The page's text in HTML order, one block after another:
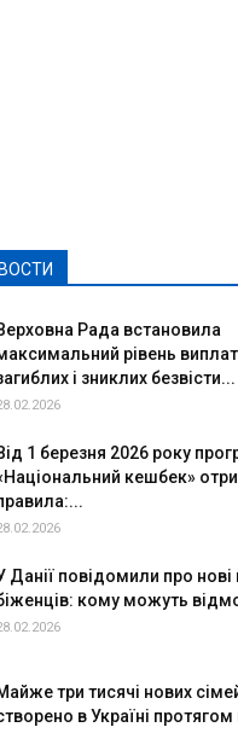
Рада встановила
рівень виплат
і зниклих безвісти...
1 березня 2026 року
кешбек»
Данії повідомили про
кому можуть
три тисячі нових
в Україні